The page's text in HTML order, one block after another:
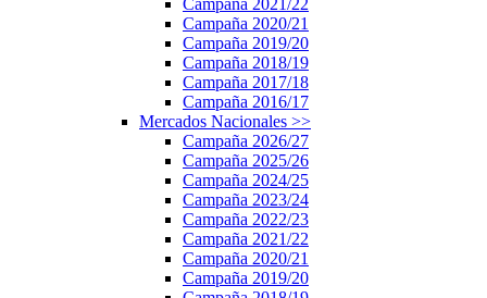
Campaña 2021/22
Campaña 2020/21
Campaña 2019/20
Campaña 2018/19
Campaña 2017/18
Campaña 2016/17
Mercados Nacionales >>
Campaña 2026/27
Campaña 2025/26
Campaña 2024/25
Campaña 2023/24
Campaña 2022/23
Campaña 2021/22
Campaña 2020/21
Campaña 2019/20